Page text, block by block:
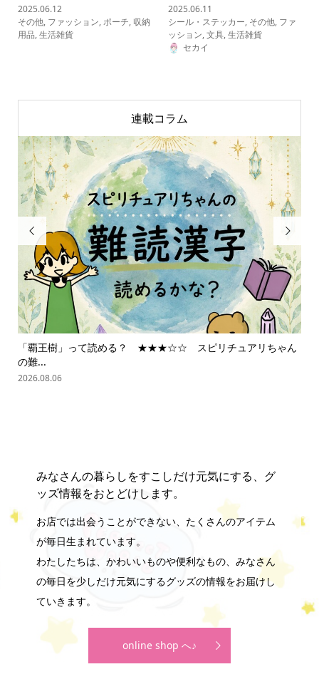
2025.06.12
その他, ファッション,ポーチ, 収納
用品,生活雑貨
2025.06.11
シール・ステッカー, その他, ファ
ッション,文具,生活雑貨
セカイ
連載コラム

「覇王樹」って読める？ ★★★☆☆ スピリチュアリちゃん
の難...
2026.08.06

みなさんの暮らしをすこしだけ元気にする、グ
ッズ情報をおとどけします。
お店では出会うことができない、たくさんのアイテム
が毎日生まれています。
わたしたちは、かわいいものや便利なもの、みなさん
の毎日を少しだけ元気にするグッズの情報をお届けし
ていきます。
online shop へ♪